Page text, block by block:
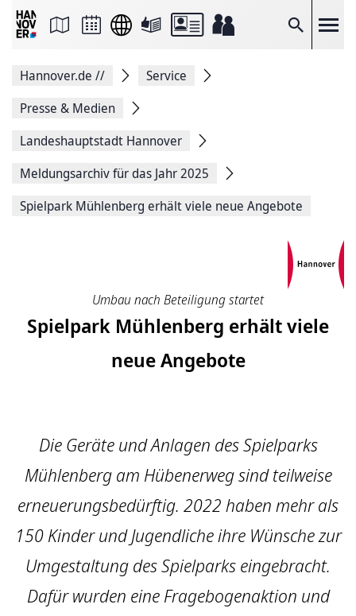
Suche
Seite
Facebook
teilen
Seitenlink
Seite
Hannover.de //
Service
Presse & Medien
Landeshauptstadt Hannover
Meldungsarchiv für das Jahr 2025
Spielpark Mühlenberg erhält viele neue Angebote
Umbau nach Beteiligung startet
Spielpark Mühlenberg erhält viele
neue Angebote
Die Geräte und Anlagen des Spielparks
Mühlenberg am Hübenerweg sind teilweise
erneuerungsbedürftig. 2022 haben mehr als
150 Kinder und Jugendliche ihre Wünsche zur
Umgestaltung des Spielparks eingebracht.
Dafür wurden eine Fragebogenaktion und